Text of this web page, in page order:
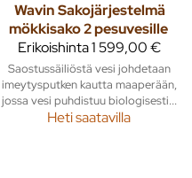
WavinSakojärjestelmä
mökkisako 2 pesuvesille
Erikoishinta1 599,00 €
Saostussäiliöstä vesi johdetaan
imeytysputken kautta maaperään,
jossa vesi puhdistuu biologisesti...
Heti saatavilla